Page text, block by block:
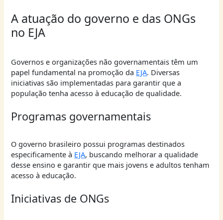
A atuação do governo e das ONGs
no EJA
Governos e organizações não governamentais têm um
papel fundamental na promoção da EJA. Diversas
iniciativas são implementadas para garantir que a
população tenha acesso à educação de qualidade.
Programas governamentais
O governo brasileiro possui programas destinados
especificamente à EJA, buscando melhorar a qualidade
desse ensino e garantir que mais jovens e adultos tenham
acesso à educação.
Iniciativas de ONGs